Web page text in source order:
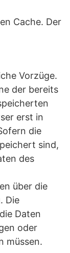
Cache. Der
Vorzüge.
der bereits
erst in
die
sind,
des
über die
Die
Daten
oder
müssen.